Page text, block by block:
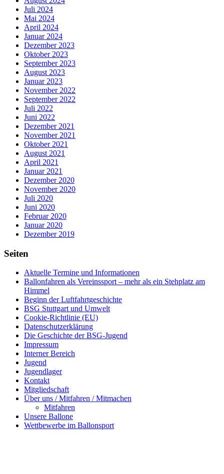
Juli 2024
Mai 2024
April 2024
Januar 2024
Dezember 2023
Oktober 2023
September 2023
August 2023
Januar 2023
November 2022
September 2022
Juli 2022
Juni 2022
Dezember 2021
November 2021
Oktober 2021
August 2021
April 2021
Januar 2021
Dezember 2020
November 2020
Juli 2020
Juni 2020
Februar 2020
Januar 2020
Dezember 2019
Seiten
Aktuelle Termine und Informationen
Ballonfahren als Vereinssport – mehr als ein Stehplatz am
Himmel
Beginn der Luftfahrtgeschichte
BSG Stuttgart und Umwelt
Cookie-Richtlinie (EU)
Datenschutzerklärung
Die Geschichte der BSG-Jugend
Impressum
Interner Bereich
Jugend
Jugendlager
Kontakt
Mitgliedschaft
Über uns / Mitfahren / Mitmachen
Mitfahren
Unsere Ballone
Wettbewerbe im Ballonsport